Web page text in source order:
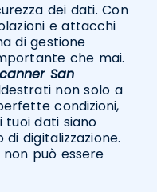
dei dati. Con
e attacchi
di gestione
che mai.
San
non solo a
condizioni,
dati siano
digitalizzazione.
può essere